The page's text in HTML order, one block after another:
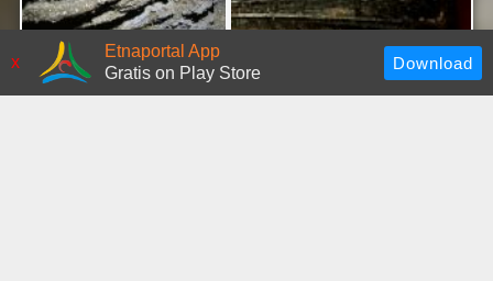
x
Etnaportal App
Gratis on Play Store